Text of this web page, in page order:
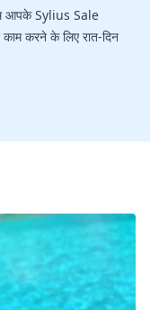
आपके Sylius Sale
करने के लिए रात-दिन